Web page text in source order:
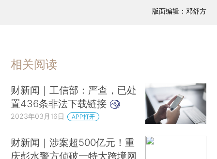
版面编辑：邓舒方
相关阅读
财新闻｜工信部：严查，已处
置436条非法下载链接
2023年03月16日 APP打开
财新闻｜涉案超500亿元！重
庆彭水警方侦破一特大跨境网